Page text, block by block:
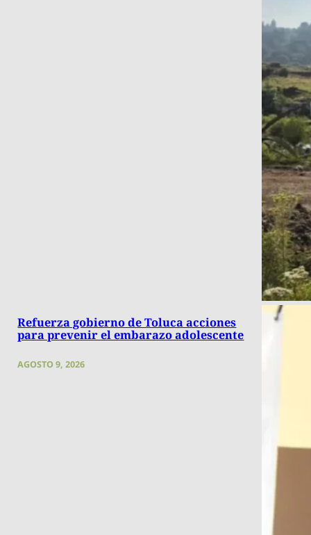
Refuerza gobierno de Toluca acciones
para prevenir el embarazo adolescente
AGOSTO 9, 2026